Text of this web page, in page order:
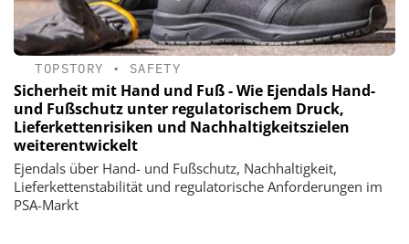
TOPSTORY • SAFETY
Sicherheit mit Hand und Fuß - Wie Ejendals Hand-
und Fußschutz unter regulatorischem Druck,
Lieferkettenrisiken und Nachhaltigkeitszielen
weiterentwickelt
Ejendals über Hand- und Fußschutz, Nachhaltigkeit,
Lieferkettenstabilität und regulatorische Anforderungen im
PSA-Markt